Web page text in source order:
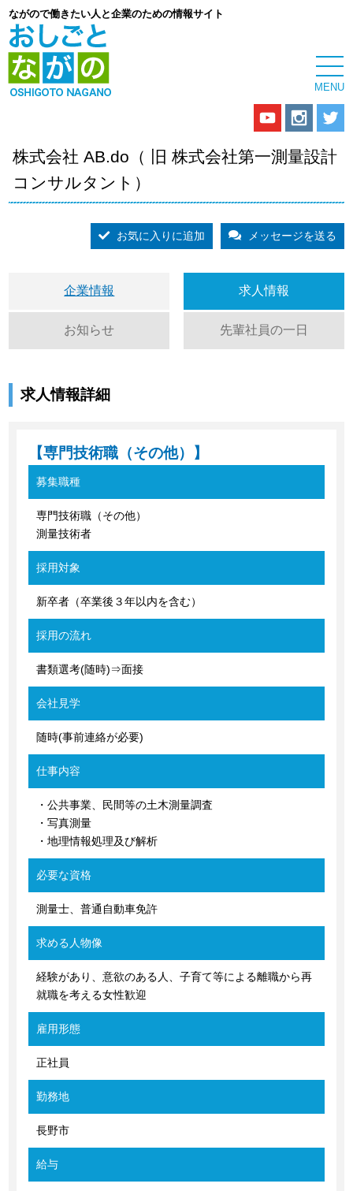
ながので働きたい人と企業のための情報サイト
株式会社 AB.do（ 旧 株式会社第一測量設計
コンサルタント）
お気に入りに追加 メッセージを送る
企業情報 求人情報
お知らせ 先輩社員の一日
求人情報詳細
【専門技術職（その他）】
募集職種
専門技術職（その他）
測量技術者
採用対象
新卒者（卒業後３年以内を含む）
採用の流れ
書類選考(随時)⇒面接
会社見学
随時(事前連絡が必要)
仕事内容
・公共事業、民間等の土木測量調査
・写真測量
・地理情報処理及び解析
必要な資格
測量士、普通自動車免許
求める人物像
経験があり、意欲のある人、子育て等による離職から再
就職を考える女性歓迎
雇用形態
正社員
勤務地
長野市
給与